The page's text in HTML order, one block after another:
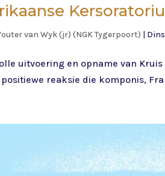
van Wyk (jr) (NGK Tygerpoort) |
uitvoering en opname van
reaksie die komponis,